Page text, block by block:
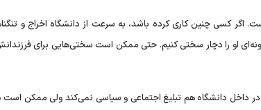
اگر کسی چنین کاری کرده باشد، به سرعت از دانشگاه اخراج و
او را دچار سختی کنیم. حتی ممکن است سختی‌هایی برای
داخل دانشگاه هم تبلیغ اجتماعی و سیاسی نمی‌کند ولی ممکن است